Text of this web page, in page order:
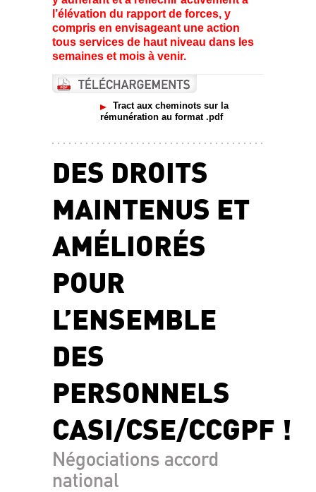
l’élévation du rapport de forces, y
compris en envisageant une action
tous services de haut niveau dans les
semaines et mois à venir.
Tract aux cheminots sur la
rémunération au format .pdf
DES DROITS
MAINTENUS ET
AMÉLIORÉS
POUR
L’ENSEMBLE
DES
PERSONNELS
CASI/CSE/CCGPF !
Négociations accord
national